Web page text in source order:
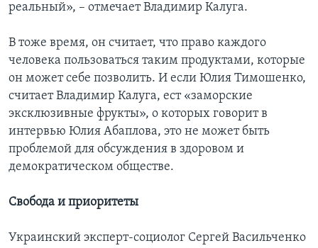
реальный», – отмечает Владимир Калуга.
В тоже время, он считает, что право каждого
человека пользоваться таким продуктами, которые
он может себе позволить. И если Юлия Тимошенко,
считает Владимир Калуга, ест «заморские
эксклюзивные фрукты», о которых говорит в
интервью Юлия Абаплова, это не может быть
проблемой для обсуждения в здоровом и
демократическом обществе.
Свобода и приоритеты
Украинский эксперт-социолог Сергей Васильченко